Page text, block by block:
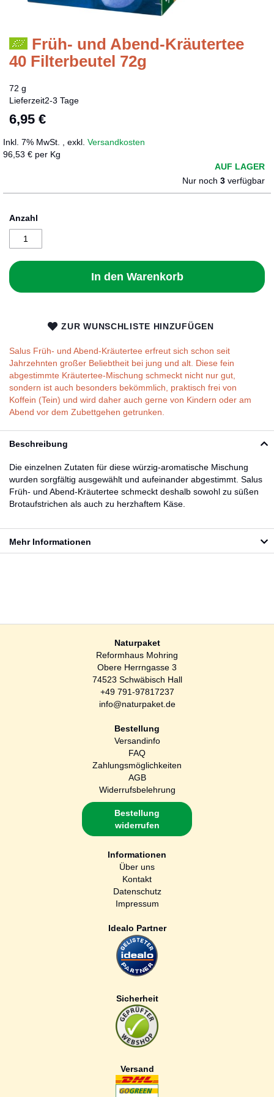
Früh- und Abend-Kräutertee
40 Filterbeutel 72g
72 g
Lieferzeit2-3 Tage
6,95 €
Inkl. 7% MwSt. exkl. Versandkosten
96,53 € per Kg
AUF LAGER
Nur noch 3 verfügbar
Anzahl
In den Warenkorb
ZUR WUNSCHLISTE HINZUFÜGEN
Salus Früh- und Abend-Kräutertee erfreut sich schon seit
Jahrzehnten großer Beliebtheit bei jung und alt. Diese fein
abgestimmte Kräutertee-Mischung schmeckt nicht nur gut,
sondern ist auch besonders bekömmlich, praktisch frei von
Koffein (Tein) und wird daher auch gerne von Kindern oder am
Abend vor dem Zubettgehen getrunken.
Zum
der
springen
Beschreibung
Die einzelnen Zutaten für diese würzig-aromatische Mischung
wurden sorgfältig ausgewählt und aufeinander abgestimmt. Salus
Früh- und Abend-Kräutertee schmeckt deshalb sowohl zu süßen
Brotaufstrichen als auch zu herzhaftem Käse.
Mehr Informationen
Naturpaket
Reformhaus Mohring
Obere Herrngasse 3
74523 Schwäbisch Hall
+49 791-97817237
info@naturpaket.de
Bestellung
Versandinfo
FAQ
Zahlungsmöglichkeiten
AGB
Widerrufsbelehrung
Bestellung
widerrufen
Informationen
Über uns
Kontakt
Datenschutz
Impressum
Idealo Partner
Sicherheit
Versand